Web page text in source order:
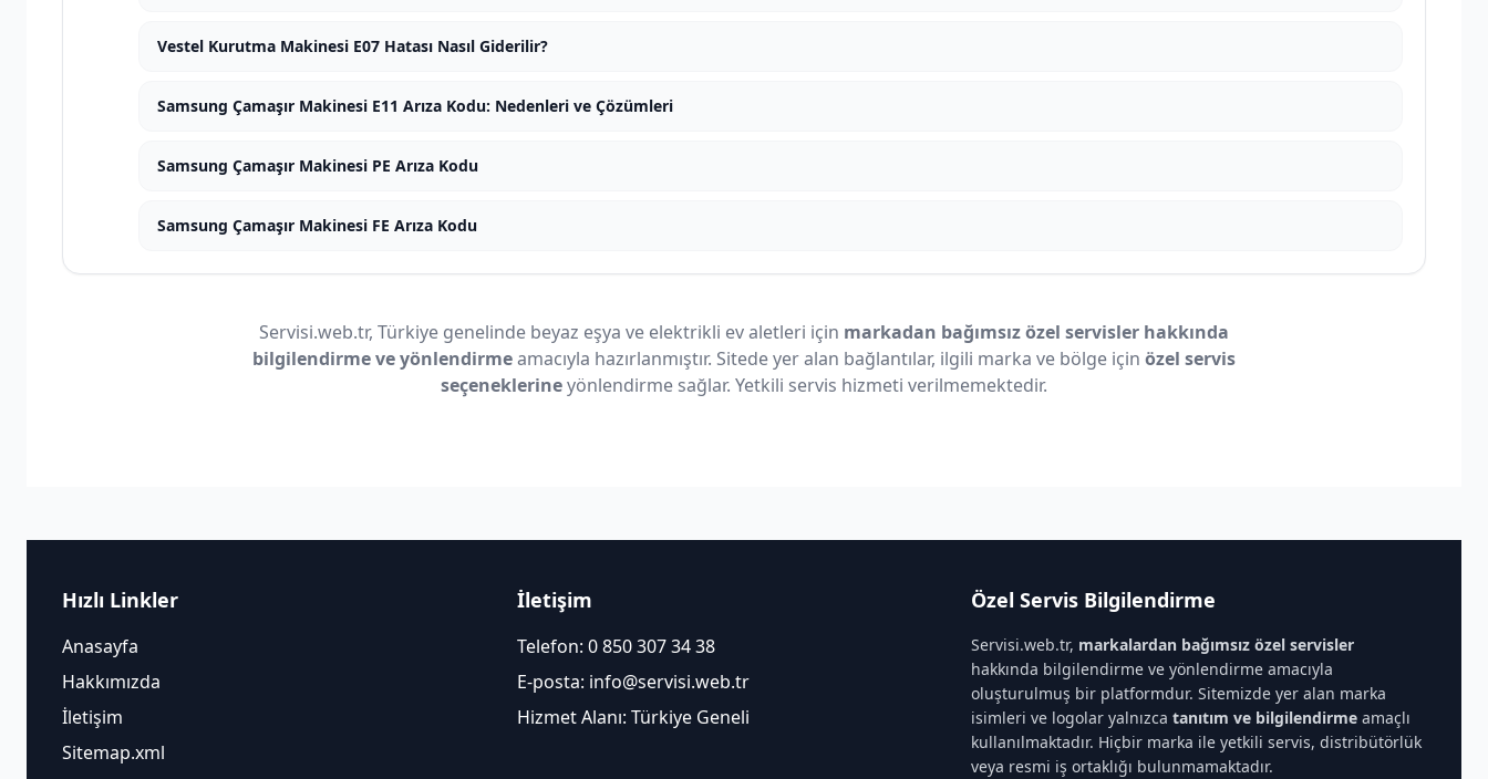
Vestel Kurutma Makinesi E07 Hatası Nasıl Giderilir?
Samsung Çamaşır Makinesi E11 Arıza Kodu: Nedenleri ve Çözümleri
Samsung Çamaşır Makinesi PE Arıza Kodu
Samsung Çamaşır Makinesi FE Arıza Kodu
Servisi.web.tr, Türkiye genelinde beyaz eşya ve elektrikli ev aletleri için markadan bağımsız özel servisler hakkında
bilgilendirme ve yönlendirmeamacıyla hazırlanmıştır. Sitede yer alan bağlantılar, ilgili marka ve bölge için özel servis
seçeneklerineyönlendirme sağlar. Yetkili servis hizmeti verilmemektedir.
Hızlı Linkler
Anasayfa
Hakkımızda
İletişim
Sitemap.xml
İletişim
Telefon: 0 850 307 34 38
E-posta: info@servisi.web.tr
Hizmet Alanı: Türkiye Geneli
Özel Servis Bilgilendirme
Servisi.web.tr, markalardan bağımsız özel servisler
hakkında bilgilendirme ve yönlendirme amacıyla
oluşturulmuş bir platformdur. Sitemizde yer alan marka
isimleri ve logolar yalnızcatanıtım ve bilgilendirme amaçlı
kullanılmaktadır. Hiçbir marka ile yetkili servis, distribütörlük
veya resmi iş ortaklığı bulunmamaktadır.